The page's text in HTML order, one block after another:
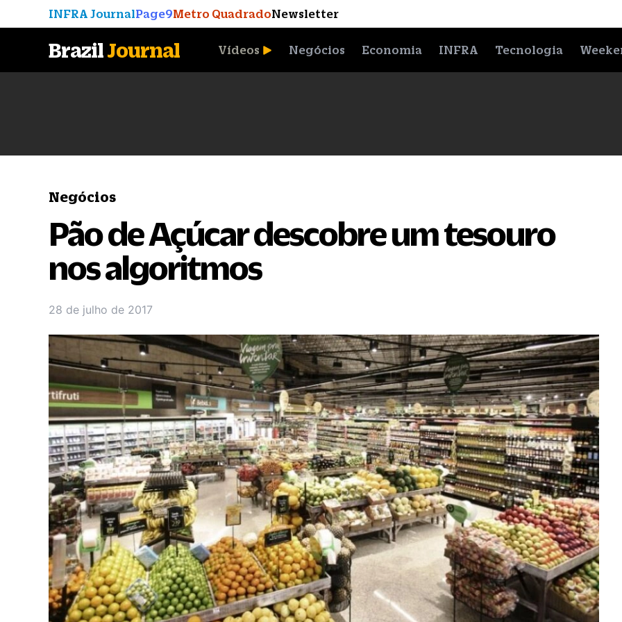
INFRA JournalPage9Metro QuadradoNewsletter
BrazilJournal Vídeos Negócios Economia INFRA Tecnologia
Negócios
Pão de Açúcar descobre um tesouro
nos algoritmos
28 de julho de 2017